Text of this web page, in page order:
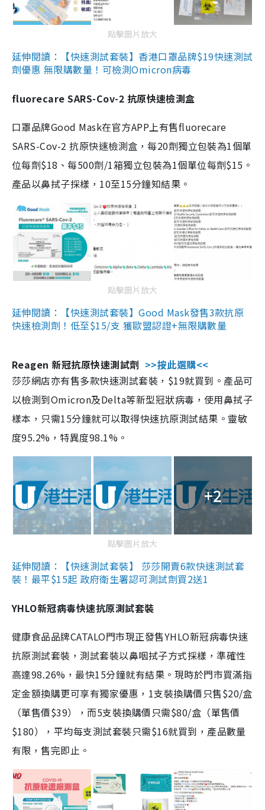
點擊圖片放大
延伸閱讀：【快速測試套裝】香港口罩品牌$19快速測試
劑優惠 無限購數量！可檢測Omicron病毒
fluorecare SARS-Cov-2 抗原快速檢測盒
口罩品牌Good Mask在官方APP上有售fluorecare
SARS-Cov-2 抗原快速檢測盒，每20劑獨立包裝為1個單
位每劑$18、每500劑/1箱獨立包裝為1個單位每劑$15。
產品以鼻拭子採樣，10至15分鐘知結果。
點擊圖片放大
延伸閱讀：【快速測試套裝】Good Mask發售3款抗原
快速檢測劑！低至$15/支 獲歐盟認證+無限購數量
Reagen 新冠抗原快速測試劑 >>按此選購<<
莎莎網店亦有售多款快速測試套裝，$19就買到。產品可
以檢測到Omicron及Delta等新型冠狀病毒，使用鼻拭子
樣本，只需15分鐘就可以取得快速抗原測試結果。靈敏
度95.2%，特異度98.1%。
+2
點擊圖片放大
延伸閱讀：【快速測試套裝】 莎莎開賣6款快速測試套
裝！最平$15起 政府衛生署認可測試劑買2送1
YHLO新冠病毒快速抗原測試套裝
健康食品品牌CATALO門市現正發售YHLO新冠病毒快速
抗原測試套裝，測試套裝以鼻咽拭子方式採樣，準確性
高達98.26%，最快15分鐘就有結果。現時於門市買滿指
定金額換購更可享有獨家優惠，1支裝換購價只售$20/盒
（單售價$39），而5支裝換購價只需$80/盒（單售價
$180），平均每支測試套裝只需$16就買到，產品數量
有限，售完即止。